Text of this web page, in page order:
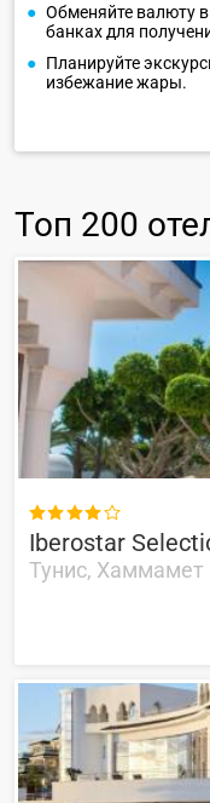
Обменяйте валюту
банках для
Планируйте
избежание жары.
Топ 200

Iberostar
Тунис, Хаммамет